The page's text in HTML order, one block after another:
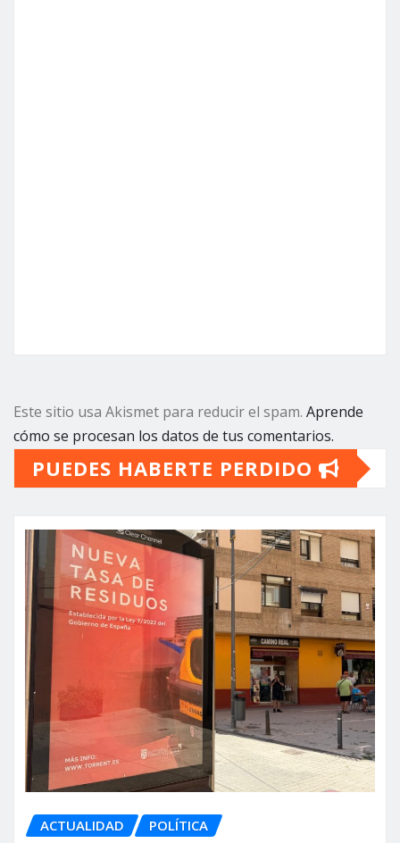
Este sitio usa Akismet para reducir el spam. Aprende
cómo se procesan los datos de tus comentarios.
PUEDES HABERTE PERDIDO
ACTUALIDAD POLÍTICA